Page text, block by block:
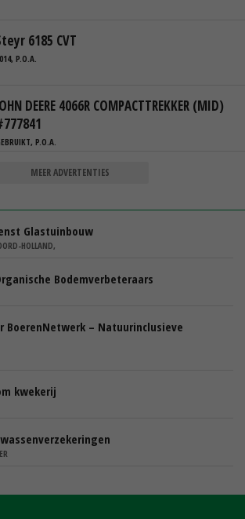
6185 CVT
P.O.A.
DEERE 4066R COMPACTTREKKER (MID)
P.O.A.
MEER ADVERTENTIES
Glastuinbouw
HOLLAND,
Bodemverbeteraars
BoerenNetwerk – Natuurinclusieve
kwekerij